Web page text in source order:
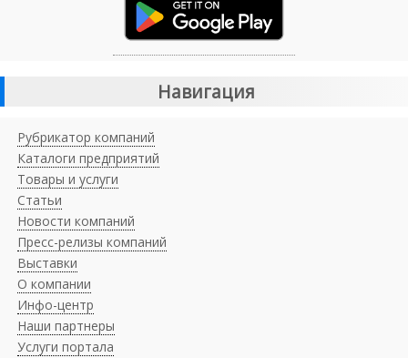
Навигация
Рубрикатор компаний
Каталоги предприятий
Товары и услуги
Статьи
Новости компаний
Пресс-релизы компаний
Выставки
О компании
Инфо-центр
Наши партнеры
Услуги портала